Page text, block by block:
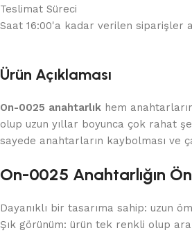
Teslimat Süreci
Saat 16:00'a kadar verilen siparişler
Ürün Açıklaması
On-0025 anahtarlık hem
olup uzun yıllar boyunca çok rahat
sayede anahtarların kaybolması ve
On-0025 Anahtarlığın
Dayanıklı bir tasarıma sahip: uzun
Şık görünüm: ürün tek renkli olup